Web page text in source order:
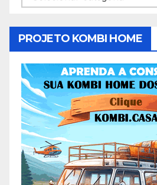
PROJETO KOMBI HOME